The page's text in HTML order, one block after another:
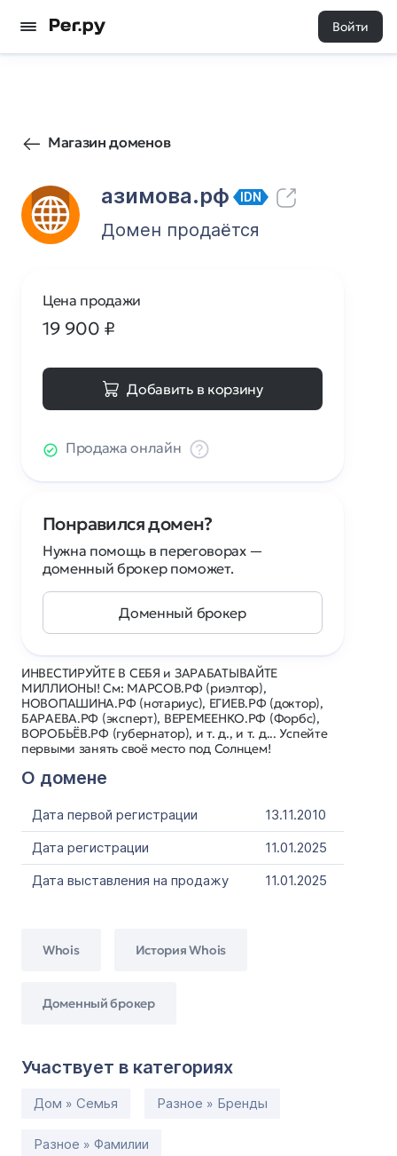
Войти
Магазин доменов
азимова.рф IDN
25 0
Домен продаётся
ИНВЕСТИРУЙТЕ В СЕБЯ и ЗАРАБАТЫВАЙТЕ
МИЛЛИОНЫ! См: МАРСОВ.РФ (риэлтор),
НОВОПАШИНА.РФ (нотариус), ЕГИЕВ.РФ (доктор),
БАРАЕВА.РФ (эксперт), ВЕРЕМЕЕНКО.РФ (Форбс),
ВОРОБЬЁВ.РФ (губернатор), и т. д., и т. д... Успейте
первыми занять своё место под Солнцем!
О домене
Дата первой регистрации
13.11.2010
Дата регистрации
11.01.2025
Дата выставления на продажу
11.01.2025
Whois История Whois
Доменный брокер
Участвует в категориях
Дом » Семья Разное » Бренды
Разное » Фамилии
Цена продажи
19 900 ₽
Добавить в корзину
Продажа онлайн
Понравился домен?
Нужна помощь в переговорах —
доменный брокер поможет.
Доменный брокер